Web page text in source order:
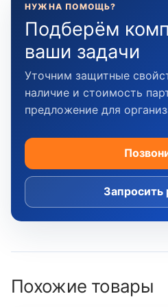
НУЖНА ПОМОЩЬ?
Подберём
ваши задачи
Уточним защитные
наличие и стоимость
предложение для
Запросить
Похожие товары